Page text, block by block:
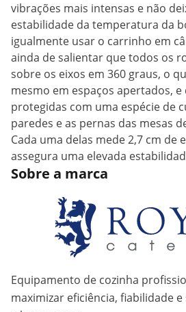
vibrações mais intensas e não
estabilidade da temperatura da
igualmente usar o carrinho em
ainda de salientar que todos os
sobre os eixos em 360 graus, o
mesmo em espaços apertados, e
protegidas com uma espécie de
paredes e as pernas das mesas
Cada uma delas mede 2,7 cm de
assegura uma elevada
Sobre a marca
Equipamento de cozinha
maximizar eficiência, fiabilidade